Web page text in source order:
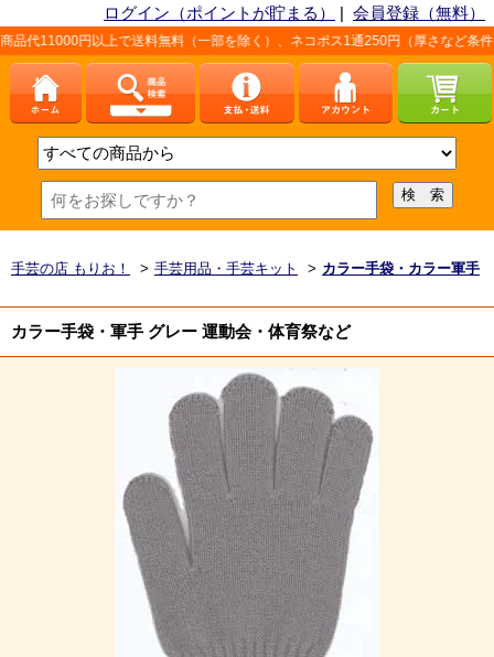
ログイン（ポイントが貯まる） | 会員登録（無料）
送料無料（一部を除く）、ネコポス1通250円（厚さなど条件あり）。詳しくは
手芸の店 もりお！ > 手芸用品・手芸キット > カラー手袋・カラー軍手
カラー手袋・軍手 グレー 運動会・体育祭など